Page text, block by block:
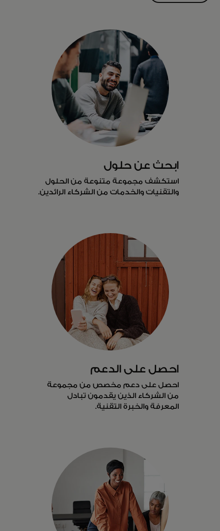
ابحث عن حلول
استكشف مجموعة متنوعة من الحلول
والتقنيات والخدمات من الشركاء الرائدين.
احصل على الدعم
احصل على دعم مخصص من مجموعة
من الشركاء الذين يقدمون تبادل
المعرفة والخبرة التقنية.